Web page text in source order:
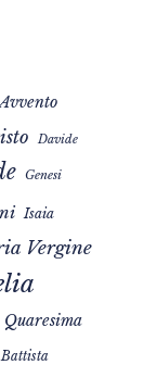
Avvento
Davide
Genesi
Isaia
Vergine
Quaresima